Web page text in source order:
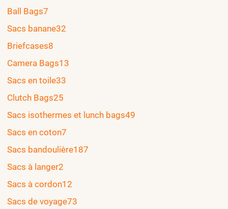
Ball Bags7
Sacs banane32
Briefcases8
Camera Bags13
Sacs en toile33
Clutch Bags25
Sacs isothermes et lunch bags49
Sacs en coton7
Sacs bandoulière187
Sacs à langer2
Sacs à cordon12
Sacs de voyage73